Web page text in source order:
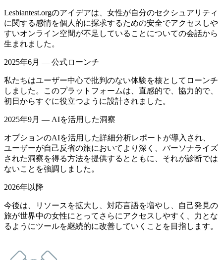
Lesbiantest.orgのアイデアは、女性が自分のセクシュアリティ
に関する感情を個人的に探求するための安全でアクセスしや
すいオンライン空間が不足していることについての会話から
生まれました。
2025年6月 — 公式ローンチ
私たちはユーザー中心で批判のない体験を核としてローンチ
しました。このプラットフォームは、直感的で、協力的で、
初日からすぐに役立つように設計されました。
2025年9月 — AIを活用した洞察
オプションのAIを活用した詳細分析レポートが導入され、
ユーザーが自己反省の旅においてより深く、パーソナライズ
された洞察を得る方法を提供するとともに、それが診断では
ないことを強調しました。
2026年以降
今後は、リソースを拡大し、対応言語を増やし、自己発見の
旅が世界中の女性にとってさらにアクセスしやすく、力とな
るようにツールを継続的に改善していくことを目指します。